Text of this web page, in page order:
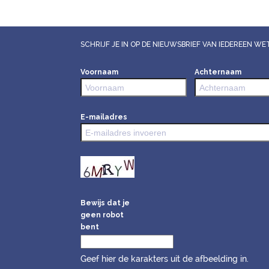
SCHRIJF JE IN OP DE NIEUWSBRIEF VAN IEDEREEN
Voornaam Achternaam
E-mailadres
Bewijs dat je
geen robot
bent
Geef hier de karakters uit de afbeelding in.